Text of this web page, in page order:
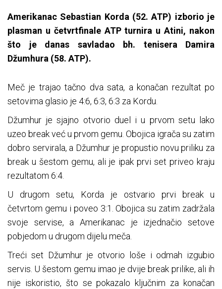
Amerikanac Sebastian Korda (52. ATP) izborio je
plasman u četvrtfinale ATP turnira u Atini, nakon
što je danas savladao bh. tenisera Damira
Džumhura (58. ATP).
Meč je trajao tačno dva sata, a konačan rezultat po
setovima glasio je 4:6, 6:3, 6:3 za Kordu.
Džumhur je sjajno otvorio duel i u prvom setu lako
uzeo break već u prvom gemu. Obojica igrača su zatim
dobro servirala, a Džumhur je propustio novu priliku za
break u šestom gemu, ali je ipak prvi set priveo kraju
rezultatom 6:4.
U drugom setu, Korda je ostvario prvi break u
četvrtom gemu i poveo 3:1. Obojica su zatim zadržala
svoje servise, a Amerikanac je izjednačio setove
pobjedom u drugom dijelu meča.
Treći set Džumhur je otvorio loše i odmah izgubio
servis. U šestom gemu imao je dvije break prilike, ali ih
nije iskoristio, što se pokazalo ključnim za konačan